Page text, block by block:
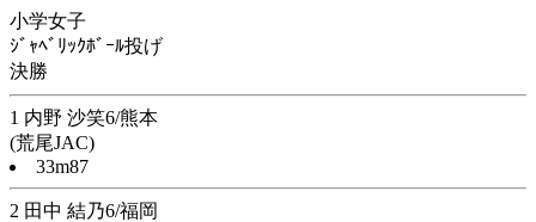
小学女子
ｼﾞｬﾍﾞﾘｯｸﾎﾞｰﾙ投げ
決勝
1 内野 沙笑6/熊本
(荒尾JAC)
33m87
2 田中 結乃6/福岡